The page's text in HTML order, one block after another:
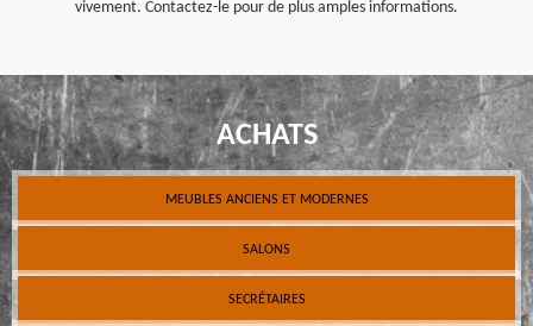
vivement. Contactez-le pour de plus amples informations.
ACHATS
MEUBLES ANCIENS ET MODERNES
SALONS
SECRÉTAIRES